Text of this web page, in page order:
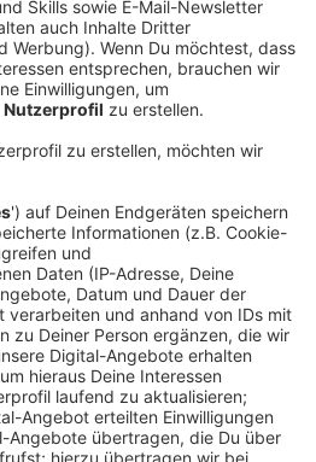
förderlich. Im Gegenteil, die
Temperaturen sorgen dafür,
ganzjährig auf Blättern sitzen -
Krankheiten wie
Zecke so schnell wie möglich
Zeckenbiss?
Denn dann könnte man